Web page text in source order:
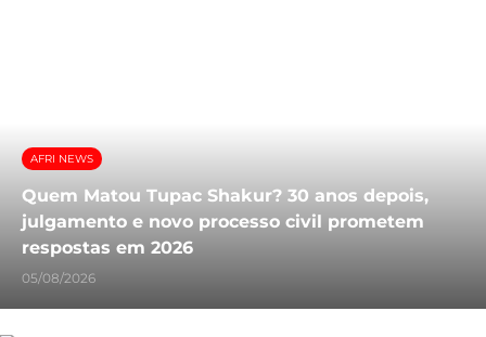
AFRI NEWS
Quem Matou Tupac Shakur? 30 anos depois,
julgamento e novo processo civil prometem
respostas em 2026
05/08/2026